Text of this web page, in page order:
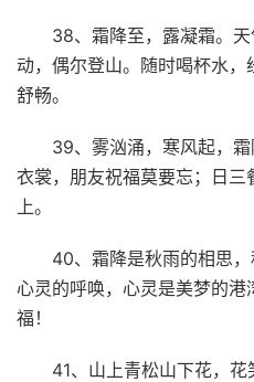
38、霜降至，露凝霜。
动，偶尔登山。随时喝杯水
舒畅。
39、雾汹涌，寒风起，
衣裳，朋友祝福莫要忘；日
上。
40、霜降是秋雨的相思
心灵的呼唤，心灵是美梦的
福！
41、山上青松山下花，